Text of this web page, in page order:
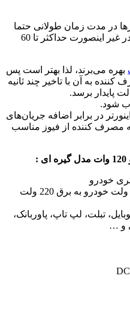
در مدت زمان طولانی حتما
شرایط خنک‌سازی آنها تامین شده. در غیر اینصورت حداکثر تا 60
بهره می‌برند، لذا بهتر است پس
به آن با تاخیر چند ثانیه
پایدار برسد.
شود.
در برابر اضافه جریان‌های
مصرف کننده از فیوز مناسب
:
خودرو
تبلت، لپ تاپ، پاوربانک،
و …